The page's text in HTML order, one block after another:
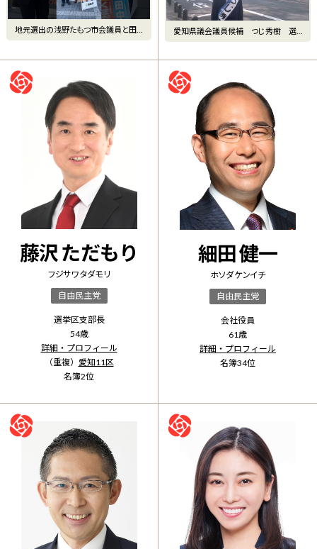
地元選出の浅野たもつ市会議員と田
中やすひこ県議会と上小田井駅
愛知県議会議員候補 つじ秀樹 選
挙公報 地域基盤②
藤沢 ただもり
フジサワ タダモリ
自由民主党
選挙区支部長
54歳
詳細・プロフィール
（重複） 愛知11区
名簿2位
細田 健一
ホソダ ケンイチ
自由民主党
会社役員
61歳
詳細・プロフィール
名簿34位